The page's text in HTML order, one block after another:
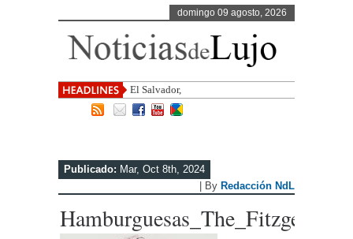
domingo 09 agosto, 2026
El Salvador, uno de los destinos co
Publicado: Mar, Oct 8th, 2024
| By Redacción NdL